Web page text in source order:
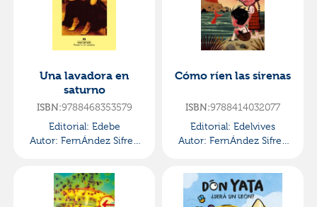
Una lavadora en
saturno
ISBN:9788468353579
Editorial: Edebe
Autor: FernÁndez Sifres,
Cómo ríen las sirenas
ISBN:9788414032077
Editorial: Edelvives
Autor: FernÁndez Sifres,